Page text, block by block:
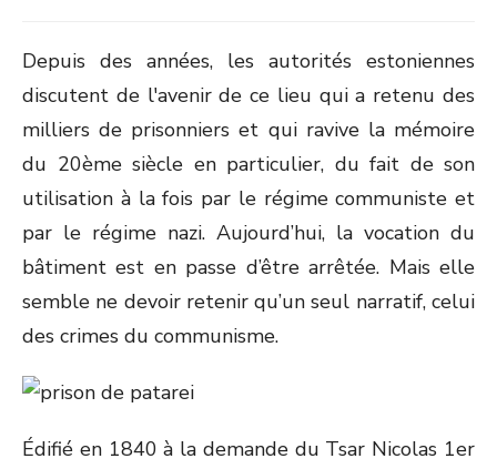
Depuis des années, les autorités estoniennes
discutent de l'avenir de ce lieu qui a retenu des
milliers de prisonniers et qui ravive la mémoire
du 20èmesiècle en particulier, du fait de son
utilisation à la fois par le régime communiste et
par le régime nazi. Aujourd’hui, la vocation du
bâtiment est en passe d’être arrêtée. Mais elle
semble ne devoir retenir qu’un seul narratif, celui
des crimes du communisme.
Édifié en 1840 à la demande du Tsar Nicolas 1er